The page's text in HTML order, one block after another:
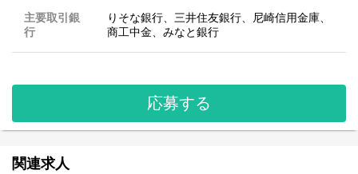
主要取引銀
行
りそな銀行、三井住友銀行、尼崎信用金庫、
商工中金、みなと銀行
応募する
関連求人